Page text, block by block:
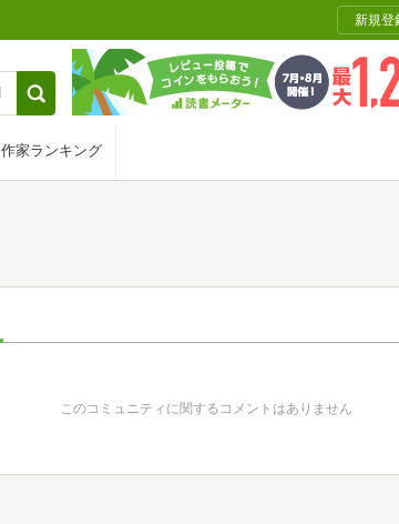
新規登
作家ランキング
このコミュニティに関するコメントはありません